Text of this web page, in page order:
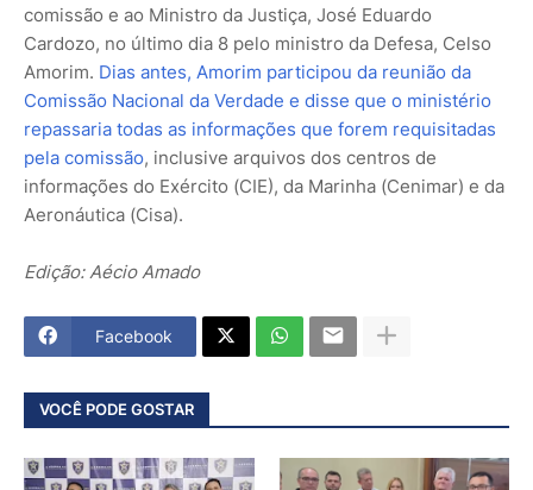
comissão e ao Ministro da Justiça, José Eduardo
Cardozo, no último dia 8 pelo ministro da Defesa, Celso
Amorim. Dias antes, Amorim participou da reunião da
Comissão Nacional da Verdade e disse que o ministério
repassaria todas as informações que forem requisitadas
pela comissão, inclusive arquivos dos centros de
informações do Exército (CIE), da Marinha (Cenimar) e da
Aeronáutica (Cisa).
Edição: Aécio Amado
Facebook
VOCÊ PODE GOSTAR